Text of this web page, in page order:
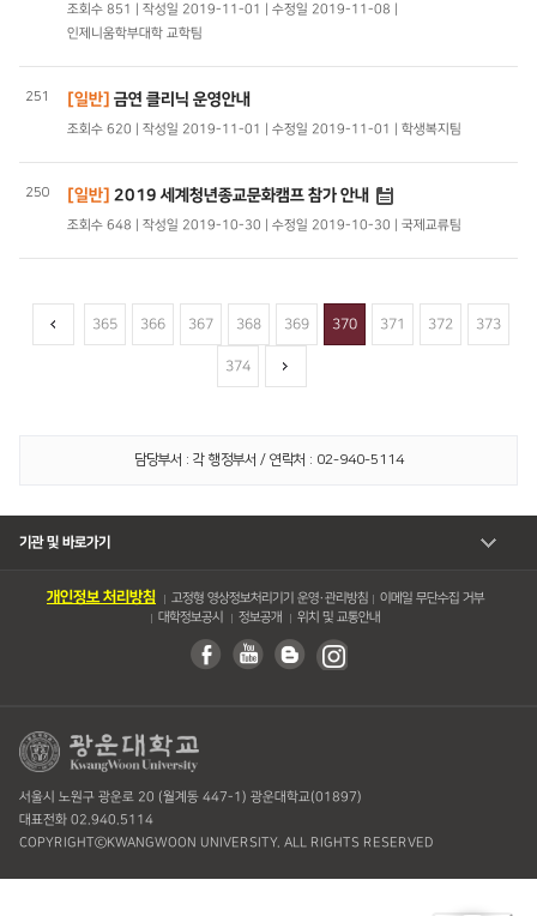
조회수 851 | 작성일 2019-11-01 | 수정일 2019-11-08 |
인제니움학부대학 교학팀
251 [일반] 금연 클리닉 운영안내
조회수 620 | 작성일 2019-11-01 | 수정일 2019-11-01 | 학생복지팀
250 [일반] 2019 세계청년종교문화캠프 참가 안내
조회수 648 | 작성일 2019-10-30 | 수정일 2019-10-30 | 국제교류팀
365 366 367 368 369 370 371 372 373
374
담당부서 : 각 행정부서 / 연락처 : 02-940-5114
기관 및 바로가기
개인정보 처리방침 고정형 영상정보처리기기 운영・관리방침
이메일 무단수집 거부
대학정보공시
정보공개 위치 및 교통안내
서울시 노원구 광운로 20 (월계동 447-1) 광운대학교(01897)
대표전화 02.940.5114
COPYRIGHTⓒKWANGWOON UNIVERSITY. ALL RIGHTS RESERVED